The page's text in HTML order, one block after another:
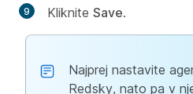
Kliknite Save.
Najprej nastavite
Redsky, nato pa v